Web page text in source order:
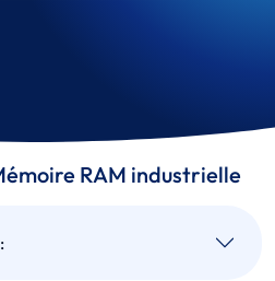
RAM industrielle